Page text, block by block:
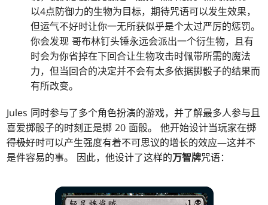
以4点防御力的生物为目标，期待咒语可以发生效果，
但运气不好时让你一无所获似乎是个太过严厉的惩罚。
你会发现 哥布林钉头锤永远会派出一个衍生物，且有
时会为你省掉在下回合让生物攻击时佩带所需的魔法
力，但当回合的决定并不会有太多依据掷骰子的结果而
有所改变。
Jules 同时参与了多个角色扮演的游戏，并了解最多人参与且
喜爱掷骰子的时刻正是掷 20 面骰。 他开始设计当玩家在掷
得极好时可以产生强度有着不可思议的增长的效应—这并不
是件容易的事。 因此，他设计了这样的万智牌咒语：